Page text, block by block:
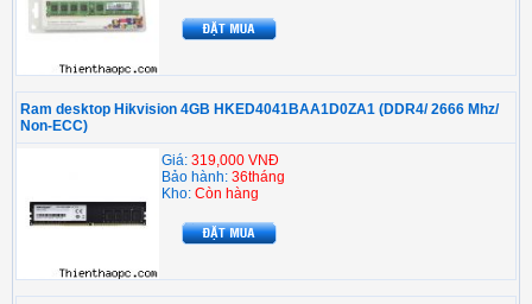
Ram desktop Hikvision 4GB HKED4041BAA1D0ZA1 (DDR4/ 2666 Mhz/
Non-ECC)
Giá: 319,000 VNĐ
Bảo hành: 36tháng
Kho: Còn hàng